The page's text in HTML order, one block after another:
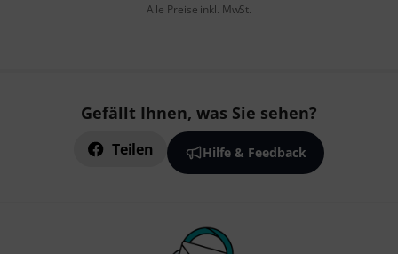
Alle Preise inkl. MwSt.
Gefällt Ihnen, was Sie sehen?
Teilen Hilfe & Feedback